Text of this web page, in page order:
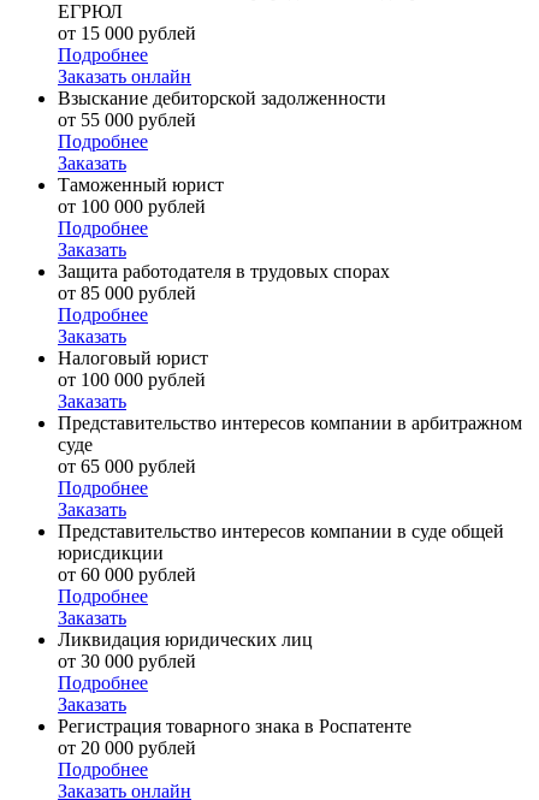
ЕГРЮЛ
от 15 000 рублей
Подробнее
Заказать онлайн
Взыскание дебиторской задолженности
от 55 000 рублей
Подробнее
Заказать
Таможенный юрист
от 100 000 рублей
Подробнее
Заказать
Защита работодателя в трудовых спорах
от 85 000 рублей
Подробнее
Заказать
Налоговый юрист
от 100 000 рублей
Заказать
Представительство интересов компании в арбитражном
суде
от 65 000 рублей
Подробнее
Заказать
Представительство интересов компании в суде общей
юрисдикции
от 60 000 рублей
Подробнее
Заказать
Ликвидация юридических лиц
от 30 000 рублей
Подробнее
Заказать
Регистрация товарного знака в Роспатенте
от 20 000 рублей
Подробнее
Заказать онлайн